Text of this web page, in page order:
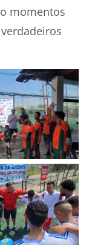
momentos